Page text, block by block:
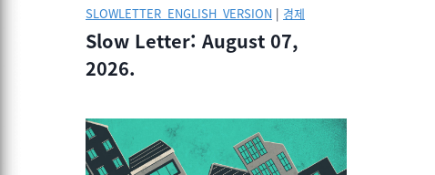
SLOWLETTER_ENGLISH_VERSION | 경제
Slow Letter: August 07,
2026.